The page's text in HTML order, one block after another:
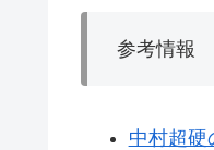
参考情報
中村超硬